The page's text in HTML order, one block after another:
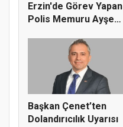
Erzin'de Görev Yapan
Polis Memuru Ayşe
Başkan Çenet’ten
Dolandırıcılık Uyarısı